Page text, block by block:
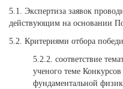
5.1. Экспертиза заявок
действующим на основании
5.2. Критериями отбора
5.2.2. соответствие
ученого теме
фундаментальной